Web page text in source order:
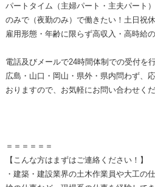
パートタイム（主婦パート・主夫パート
のみで（夜勤のみ）で働きたい！土日祝
雇用形態・年齢に限らず高収入・高時給
電話及びメールで24時間体制での受付を
広島・山口・岡山・県外・県内問わず、
おりますので、お気軽にお問い合わせくだ
＝＝＝＝＝＝
【こんな方はまずはご連絡ください！】
・建築・建設業界の土木作業員や大工の